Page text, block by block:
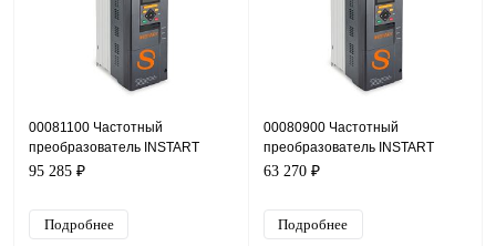
00081100 Частотный
преобразователь INSTART
INPRIME-G15-4BF, 380В, 15кВт,
95 285 ₽
Подробнее
00080900 Частотный
преобразователь INSTART
INPRIME-G7.5-4BF, 380В, 7,5кВт,
63 270 ₽
Подробнее